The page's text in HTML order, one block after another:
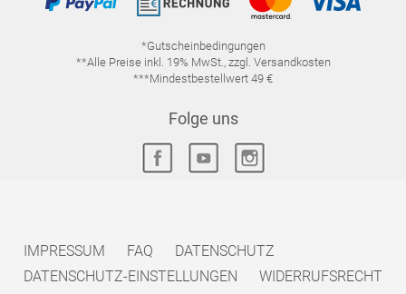
*Gutscheinbedingungen
**Alle Preise inkl. 19% MwSt., zzgl. Versandkosten
***Mindestbestellwert 49 €
Folge uns
IMPRESSUM FAQ
DATENSCHUTZ
DATENSCHUTZ-EINSTELLUNGEN
WIDERRUFSRECHT